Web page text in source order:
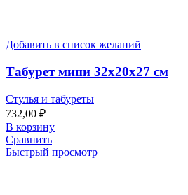
Добавить в список желаний
Табурет мини 32х20х27 см
Стулья и табуреты
732,00 ₽
В корзину
Сравнить
Быстрый просмотр